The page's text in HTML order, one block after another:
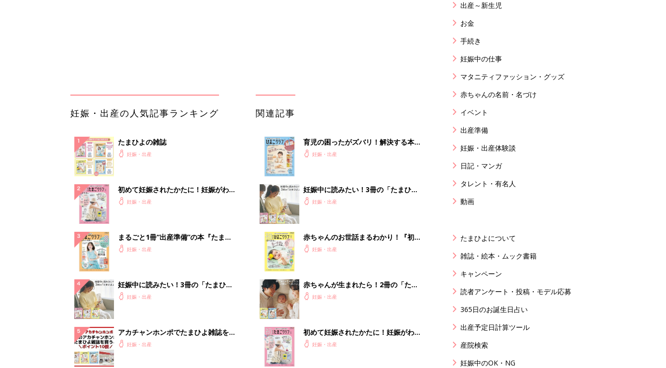
夫婦で予習する 出産の教科書
妊娠中に読みたい！3冊の「たまひ
mazonタイムセールが見逃せない
PR（Amazon）
ランキングをもっと見る
クラブ 夏号』
睡眠をあなたに。
PR（アイリスプラザ）
妊娠・出産の人気テーマ
赤ちゃんの名前・名づけ 出産予定日計算ツール
出産～新生児
お金
手続き
妊娠中の仕事
マタニティファッション・グッズ
赤ちゃんの名前・名づけ
イベント
出産準備
妊娠・出産体験談
日記・マンガ
タレント・有名人
動画
たまひよについて
雑誌・絵本・ムック書籍
キャンペーン
読者アンケート・投稿・モデル応募
365日のお誕生日占い
出産予定日計算ツール
産院検索
妊娠中のOK・NG